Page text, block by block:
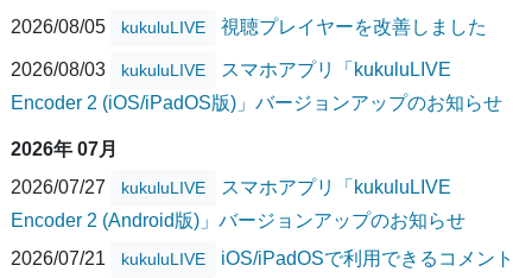
2026/08/05
kukuluLIVE 視聴プレイヤーを改善しました
2026/08/03 kukuluLIVE
スマホアプリ「kukuluLIVE
Encoder 2 (iOS/iPadOS版)」バージョンアップのお知らせ
2026年 07月
2026/07/27
kukuluLIVE
スマホアプリ「kukuluLIVE
Encoder 2 (Android版)」バージョンアップのお知らせ
2026/07/21
kukuluLIVE
iOS/iPadOSで利用できるコメント